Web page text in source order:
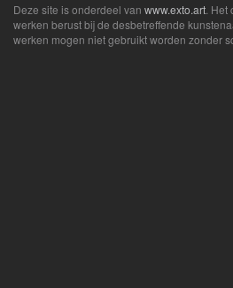
Deze site is onderdeel van www.exto.art .
werken berust bij de desbetreffende
werken mogen niet gebruikt worden zonder